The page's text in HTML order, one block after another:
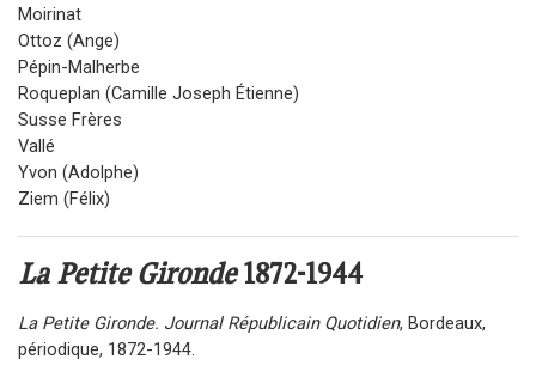
Moirinat
Ottoz (Ange)
Pépin-Malherbe
Roqueplan (Camille Joseph Étienne)
Susse Frères
Vallé
Yvon (Adolphe)
Ziem (Félix)
La Petite Gironde1872-1944
La Petite Gironde. Journal Républicain Quotidien, Bordeaux,
périodique, 1872-1944.